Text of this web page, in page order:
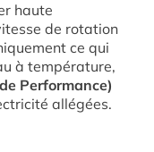
haute
de rotation
ce qui
à température,
Performance)
allégées.